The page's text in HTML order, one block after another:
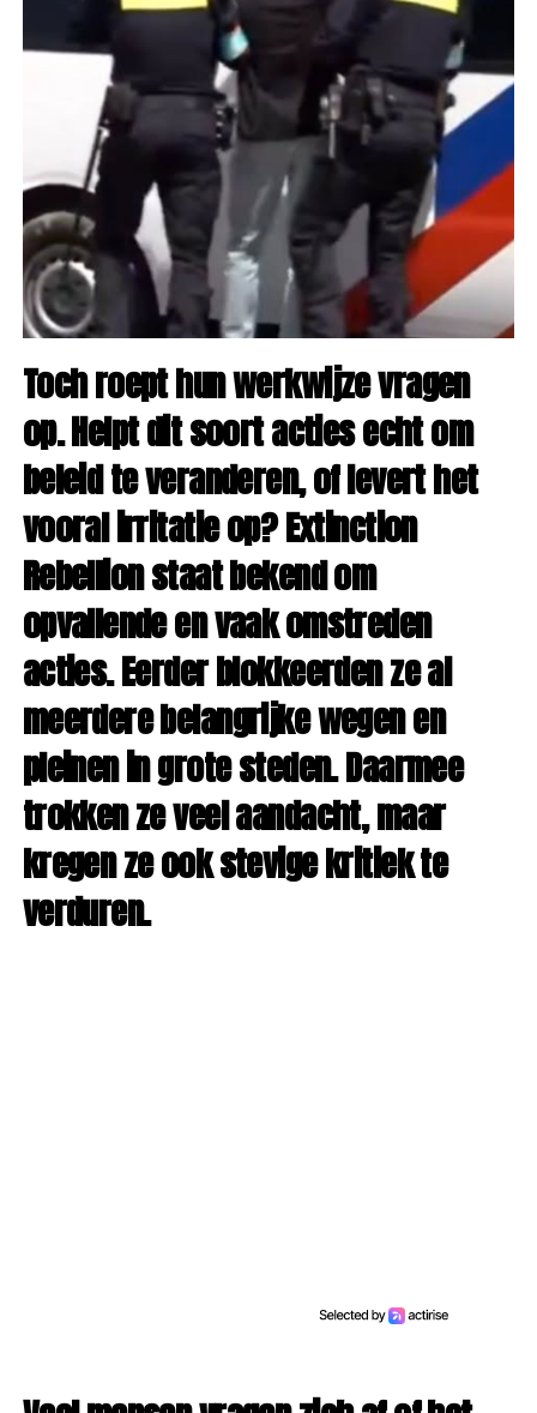
Toch roept hun werkwijze vragen
op. Helpt dit soort acties echt om
beleid te veranderen, of levert het
vooral irritatie op? Extinction
Rebellion staat bekend om
opvallende en vaak omstreden
acties. Eerder blokkeerden ze al
meerdere belangrijke wegen en
pleinen in grote steden. Daarmee
trokken ze veel aandacht, maar
kregen ze ook stevige kritiek te
verduren.